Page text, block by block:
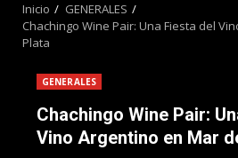
Inicio
GENERALES
Chachingo Wine Pair: Una Fiesta del
Plata
GENERALES
Chachingo Wine Pair:
Vino Argentino en Mar